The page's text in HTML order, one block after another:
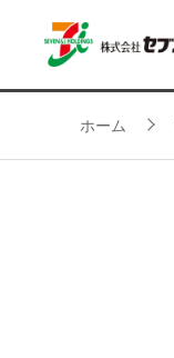
ホーム